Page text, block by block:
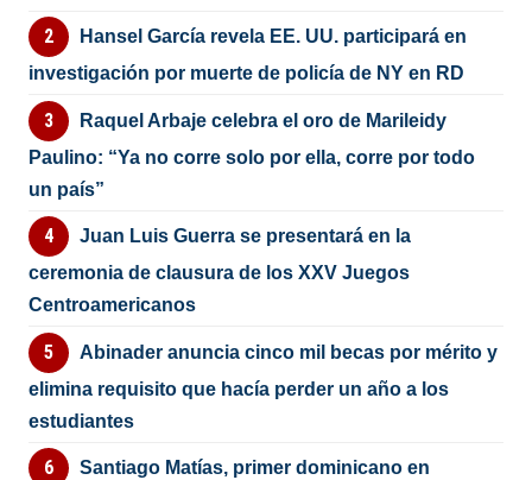
Hansel García revela EE. UU. participará en
investigación por muerte de policía de NY en RD
Raquel Arbaje celebra el oro de Marileidy
Paulino: “Ya no corre solo por ella, corre por todo
un país”
Juan Luis Guerra se presentará en la
ceremonia de clausura de los XXV Juegos
Centroamericanos
Abinader anuncia cinco mil becas por mérito y
elimina requisito que hacía perder un año a los
estudiantes
Santiago Matías, primer dominicano en